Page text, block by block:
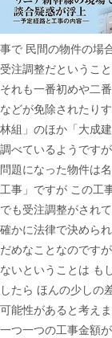
事で 民間の物件の場
受注調整だというこ
それも一番初めや二
などが免除されたり
林組」のほか「大成
調べているようです
問題になった物件は
工事」ですが この工
でも受注調整がされ
確かに法律で決めら
だめなことなのです
ないということは も
したら ほんの少しの
可能性があると考え
一つ一つの工事金額